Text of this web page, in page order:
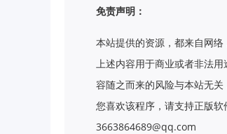
免责声明：
本站提供的资源，都来自网
上述内容用于商业或者非法
容随之而来的风险与本站无
您喜欢该程序，请支持正版
3663864689@qq.com